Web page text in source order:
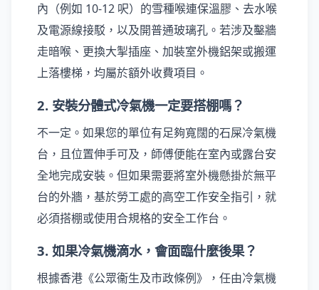
內（例如 10-12 呎）的雪種喉連保溫膠、去水喉
及電源線接駁，以及開普通玻璃孔。若涉及鑿牆
走暗喉、更換大掣插座、加裝室外機鋁架或搬運
上落樓梯，均屬於額外收費項目。
2. 安裝分體式冷氣機一定要搭棚嗎？
不一定。如果您的單位有足夠寬闊的石屎冷氣機
台，且位置伸手可及，師傅便能在室內或露台安
全地完成安裝。但如果需要將室外機懸掛於無平
台的外牆，基於勞工處的高空工作安全指引，就
必須搭棚或使用合規格的安全工作台。
3. 如果冷氣機滴水，會面臨什麼後果？
根據香港《公眾衞生及市政條例》，任由冷氣機